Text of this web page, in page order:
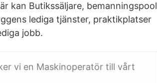
kan Butikssäljare, bemanningspool
lediga tjänster, praktikplatser
jobb.
vi en Maskinoperatör till vårt